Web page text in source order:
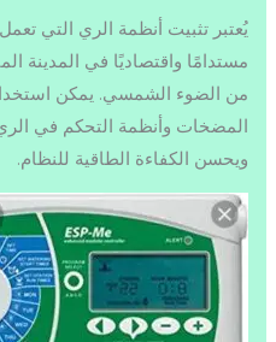
يُعتبر تثبيت أنظمة الري التي
مستدامًا واقتصاديًا في المدينة
من الضوء الشمسي. يمكن
المضخات وأنظمة التحكم في
ويحسن الكفاءة الطاقية للنظام.